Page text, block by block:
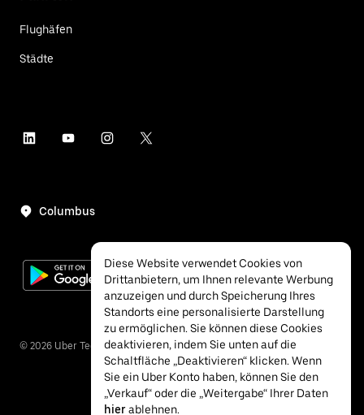
Flughäfen
Städte
Columbus
© 2026 Uber Technologies Inc.
Diese Website verwendet Cookies von
Drittanbietern, um Ihnen relevante Werbung
anzuzeigen und durch Speicherung Ihres
Standorts eine personalisierte Darstellung
zu ermöglichen. Sie können diese Cookies
deaktivieren, indem Sie unten auf die
Schaltfläche „Deaktivieren“ klicken. Wenn
Sie ein Uber Konto haben, können Sie den
„Verkauf“ oder die „Weitergabe“ Ihrer Daten
hierablehnen.